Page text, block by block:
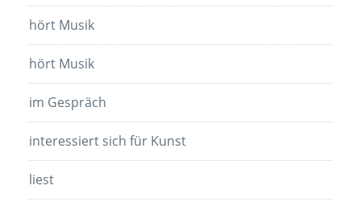
hört Musik
hört Musik
im Gespräch
interessiert sich für Kunst
liest